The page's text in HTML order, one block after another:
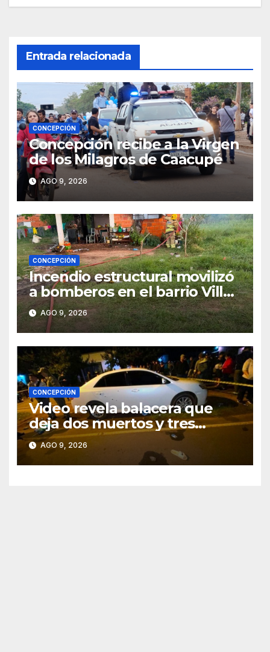
entradas
Entrada relacionada
CONCEPCIÓN
Concepción recibe a la Virgen
de los Milagros de Caacupé
AGO 9, 2026
CONCEPCIÓN
Incendio estructural movilizó
a bomberos en el barrio Villa
Alta
AGO 9, 2026
CONCEPCIÓN
Video revela balacera que
deja dos muertos y tres
heridos en Tava’ i, Caazapá
AGO 9, 2026